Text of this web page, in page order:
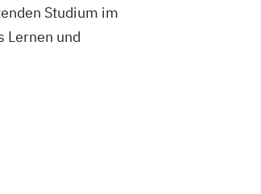
Studium im
Lernen und